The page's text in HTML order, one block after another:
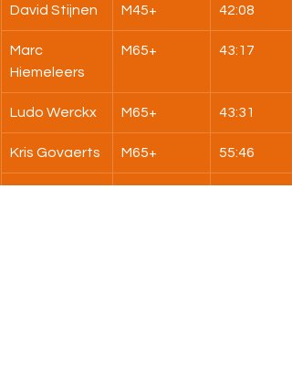
David Stijnen M45+ 42:08
Marc
Hiemeleers
M65+ 43:17
Ludo Werckx M65+ 43:31
Kris Govaerts M65+ 55:46